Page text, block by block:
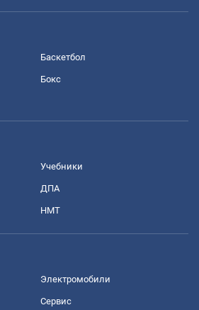
Баскетбол
Бокс
Учебники
ДПА
НМТ
Электромобили
Сервис